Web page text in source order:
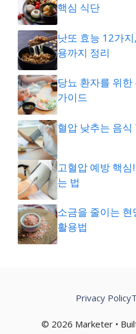
핵심 식단
낫또 효능 12가
용까지 정리
당뇨 환자를 위
가이드
혈압 낮추는 음
고혈압 예방 핵
는 법
소금을 줄이는
활용법
© 2026 Marketer •
Privacy Policy